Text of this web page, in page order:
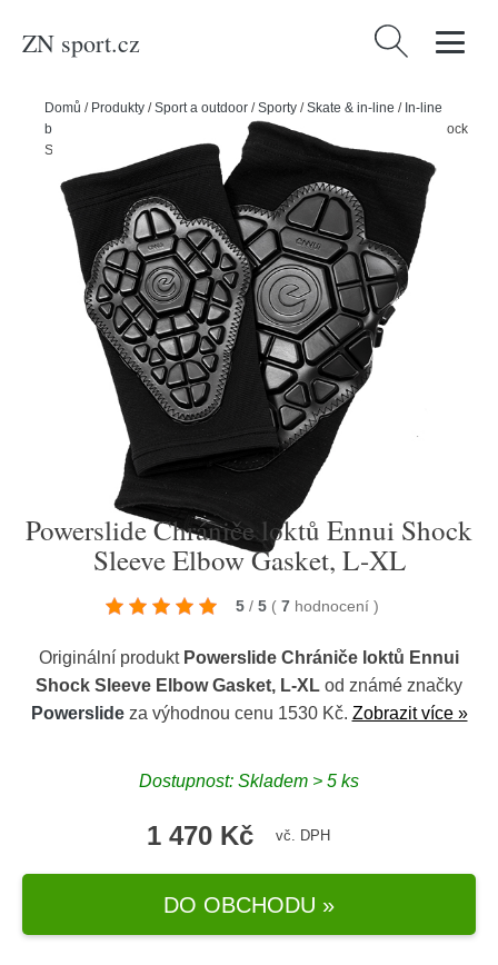
ZN sport.cz Vyhledávání
Domů / Produkty /Sport a outdoor /Sporty /Skate & in-line / In-line
bruslení
Powerslide Chrániče loktů Ennui Shock
Sleeve Elbow Gasket, L-XL
Powerslide Chrániče loktů Ennui Shock
Sleeve Elbow Gasket, L-XL
5 / 5 ( 7 hodnocení )
Originální produkt Powerslide Chrániče loktů Ennui
Shock Sleeve Elbow Gasket, L-XL od známé značky
Powerslideza výhodnou cenu 1530 Kč. Zobrazit více »
Dostupnost: Skladem > 5 ks
1 470 Kč vč. DPH
DO OBCHODU »